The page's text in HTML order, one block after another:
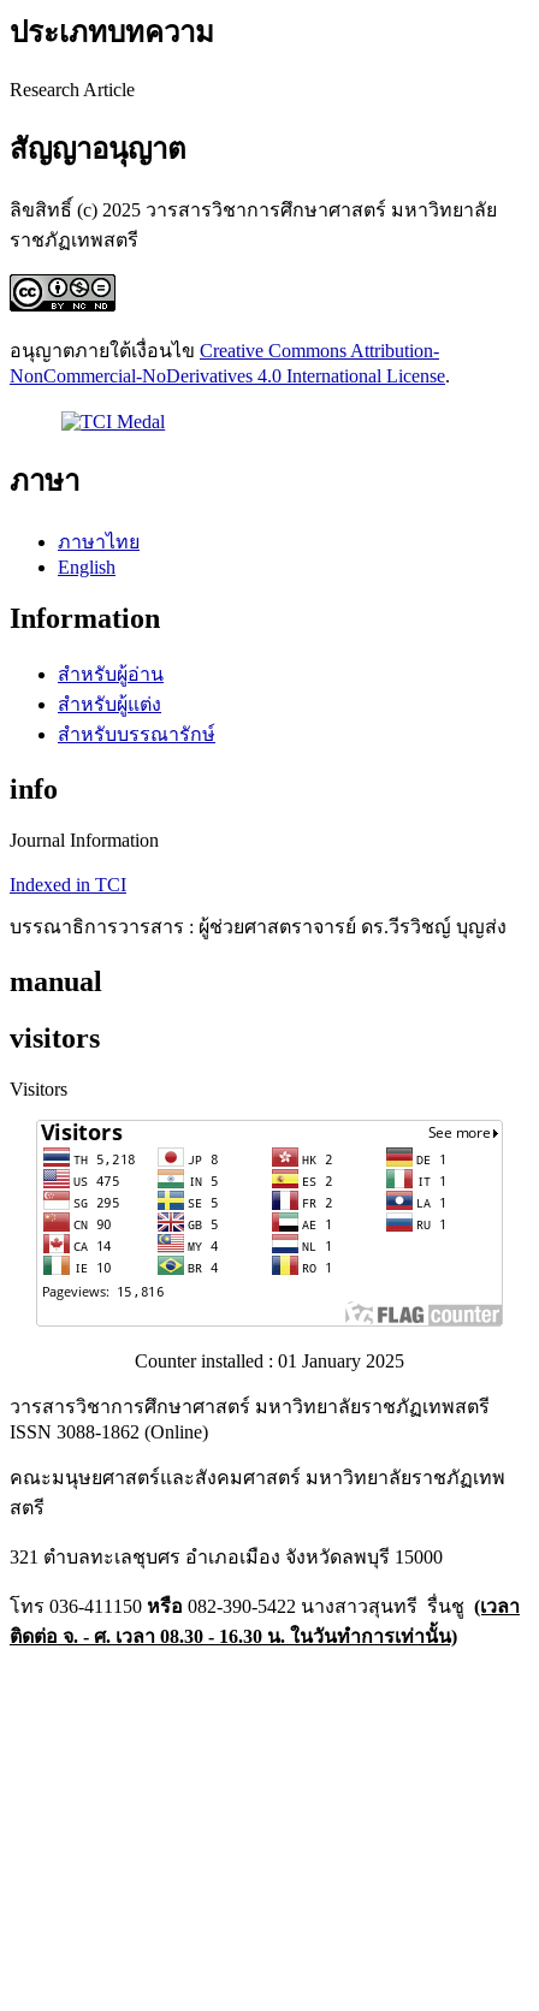
ประเภทบทความ
Research Article
สัญญาอนุญาต
ลิขสิทธิ์ (c) 2025 วารสารวิชาการศึกษาศาสตร์ มหาวิทยาลัย
ราชภัฏเทพสตรี
อนุญาตภายใต้เงื่อนไข Creative Commons Attribution-
NonCommercial-NoDerivatives 4.0 International License.
ภาษา
ภาษาไทย
English
Information
สำหรับผู้อ่าน
สำหรับผู้แต่ง
สำหรับบรรณารักษ์
info
Journal Information
Indexed in TCI
บรรณาธิการวารสาร : ผู้ช่วยศาสตราจารย์ ดร.วีรวิชญ์ บุญส่ง
manual
visitors
Visitors
Counter installed : 01 January 2025
วารสารวิชาการศึกษาศาสตร์ มหาวิทยาลัยราชภัฏเทพสตรี
ISSN 3088-1862 (Online)
คณะมนุษยศาสตร์และสังคมศาสตร์ มหาวิทยาลัยราชภัฏเทพ
สตรี
321 ตำบลทะเลชุบศร อำเภอเมือง จังหวัดลพบุรี 15000
โทร 036-411150 หรือ 082-390-5422 นางสาวสุนทรี รื่นชู (เวลา
ติดต่อ จ. - ศ. เวลา 08.30 - 16.30 น. ในวันทำการเท่านั้น)